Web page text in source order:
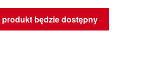
będzie dostępny